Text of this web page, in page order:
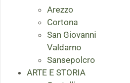
Arezzo
Cortona
San Giovanni
Valdarno
Sansepolcro
ARTE E STORIA